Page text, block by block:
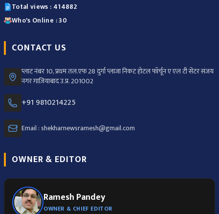
Total views : 414882
Who's Online : 30
CONTACT US
प्लाट नंबर 10, प्रथम तल.एफ 28 दुर्गा प्लाजा निकट होटल फॉर्चून ए एल टी सेंटर संजय
नगर ग़ाज़ियाबाद उ.प्र. 201002
+91 9810214225
Email : shekharnewsramesh@gmail.com
OWNER & EDITOR
Ramesh Pandey
OWNER & CHIEF EDITOR